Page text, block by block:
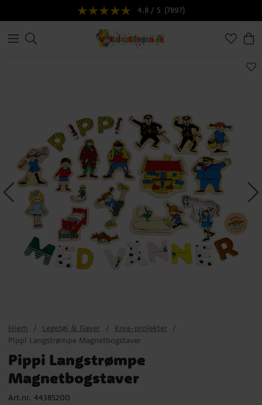
4.8 / 5 (7897)
Hjem Legetøj & Gaver
Krea-projekter
Pippi Langstrømpe Magnetbogstaver
Pippi Langstrømpe
Magnetbogstaver
Art.nr. 44385200